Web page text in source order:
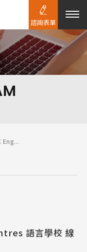
Eng...
語言學校 線
諮詢表單